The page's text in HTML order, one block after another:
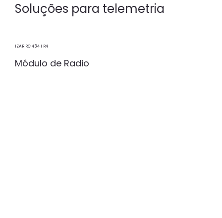
Soluções para telemetria
IZAR RC 434 I R4
Módulo de Radio